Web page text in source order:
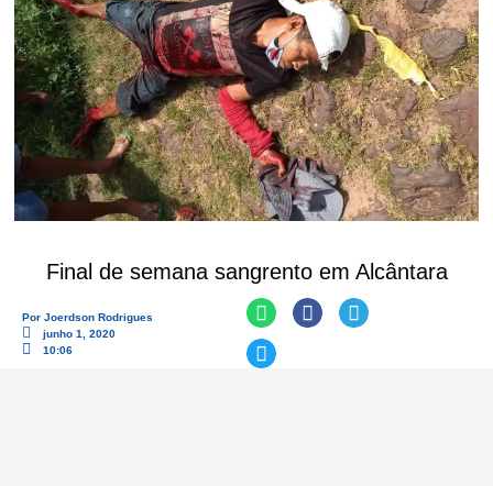
Final de semana sangrento em Alcântara
Por Joerdson Rodrigues
junho 1, 2020
10:06